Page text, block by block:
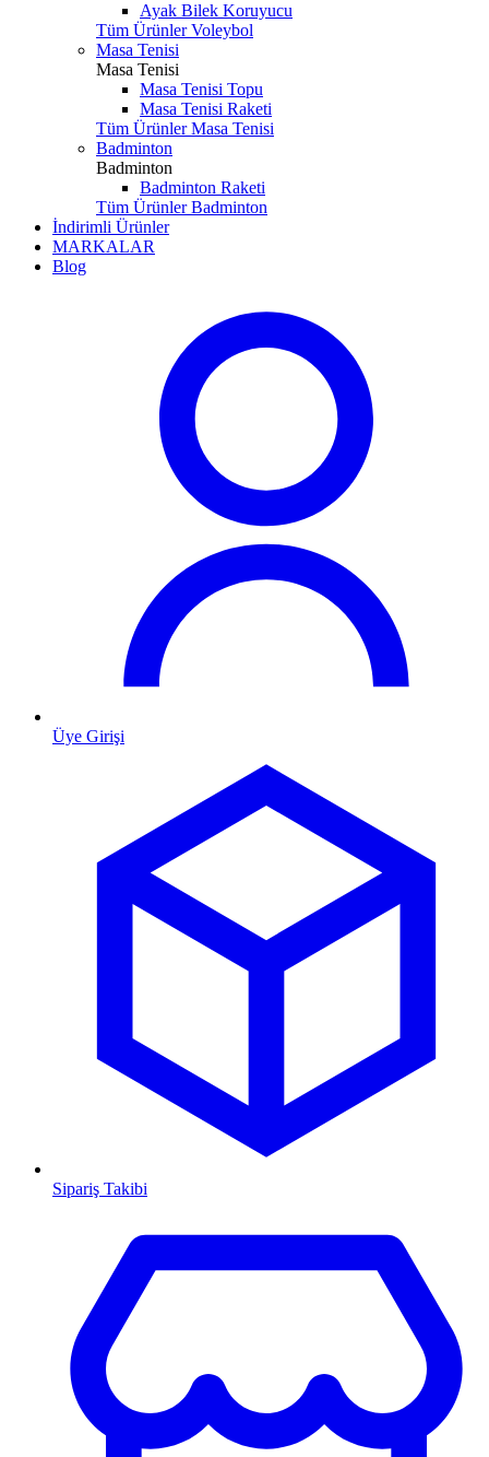
Ayak Bilek Koruyucu
Tüm Ürünler Voleybol
Masa Tenisi
Masa Tenisi
Masa Tenisi Topu
Masa Tenisi Raketi
Tüm Ürünler Masa Tenisi
Badminton
Badminton
Badminton Raketi
Tüm Ürünler Badminton
İndirimli Ürünler
MARKALAR
Blog
Üye Girişi
Sipariş Takibi